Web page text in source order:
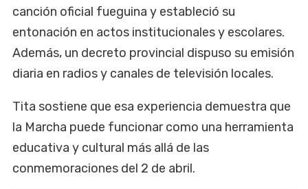
canción oficial fueguina y estableció su
entonación en actos institucionales y escolares.
Además, un decreto provincial dispuso su emisión
diaria en radios y canales de televisión locales.
Tita sostiene que esa experiencia demuestra que
la Marcha puede funcionar como una herramienta
educativa y cultural más allá de las
conmemoraciones del 2 de abril.